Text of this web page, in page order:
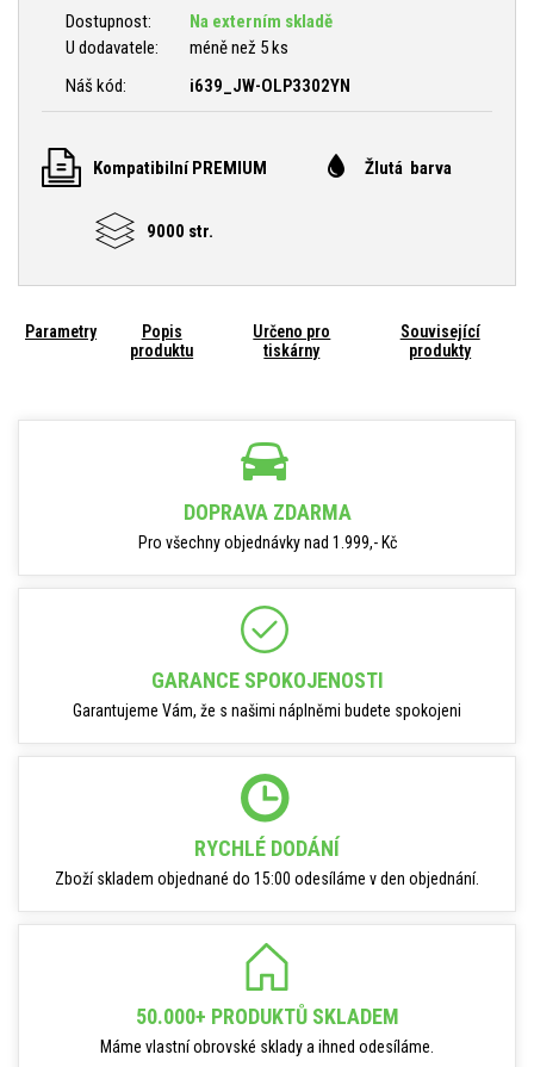
Dostupnost:
Na externím skladě
U dodavatele:
méně než 5 ks
Náš kód:
i639_JW-OLP3302YN
Kompatibilní PREMIUM Žlutá barva
9000 str.
Parametry
Popis
produktu
Určeno pro
tiskárny
Související
produkty
DOPRAVA ZDARMA
Pro všechny objednávky nad 1.999,- Kč
GARANCE SPOKOJENOSTI
Garantujeme Vám, že s našimi náplněmi budete spokojeni
RYCHLÉ DODÁNÍ
Zboží skladem objednané do 15:00 odesíláme v den objednání.
50.000+ PRODUKTŮ SKLADEM
Máme vlastní obrovské sklady a ihned odesíláme.